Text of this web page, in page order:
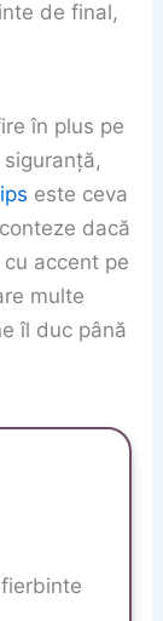
de final,
în plus pe
este ceva
dacă
accent pe
multe
îl duc până